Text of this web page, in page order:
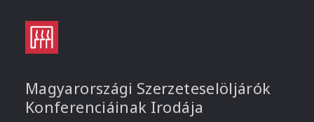
Magyarországi Szerzeteselöljárók
Konferenciáinak Irodája